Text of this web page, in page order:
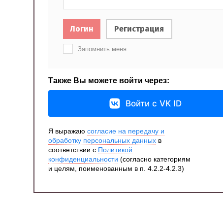
Логин Регистрация
Запомнить меня
Также Вы можете войти через:
Войти с VK ID
Я выражаю согласие на передачу и
обработку персональных данных в
соответствии с Политикой
конфиденциальности (согласно категориям
и целям, поименованным в п. 4.2.2-4.2.3)